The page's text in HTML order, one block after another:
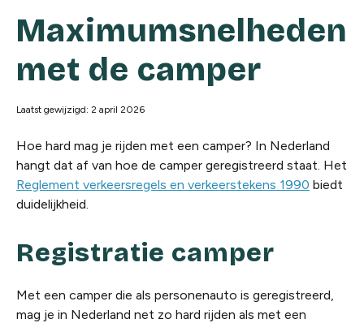
Maximumsnelheden
met de camper
Laatst gewijzigd: 2 april 2026
Hoe hard mag je rijden met een camper? In Nederland
hangt dat af van hoe de camper geregistreerd staat. Het
Reglement verkeersregels en verkeerstekens 1990 biedt
duidelijkheid.
Registratie camper
Met een camper die als personenauto is geregistreerd,
mag je in Nederland net zo hard rijden als met een